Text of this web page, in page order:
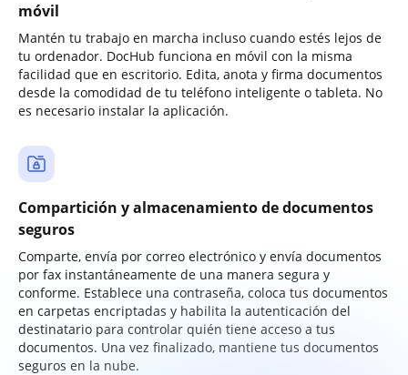
móvil
Mantén tu trabajo en marcha incluso cuando estés lejos de
tu ordenador. DocHub funciona en móvil con la misma
facilidad que en escritorio. Edita, anota y firma documentos
desde la comodidad de tu teléfono inteligente o tableta. No
es necesario instalar la aplicación.
Compartición y almacenamiento de documentos
seguros
Comparte, envía por correo electrónico y envía documentos
por fax instantáneamente de una manera segura y
conforme. Establece una contraseña, coloca tus documentos
en carpetas encriptadas y habilita la autenticación del
destinatario para controlar quién tiene acceso a tus
documentos. Una vez finalizado, mantiene tus documentos
seguros en la nube.